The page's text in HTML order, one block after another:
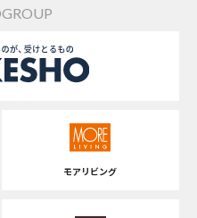
モアリビング